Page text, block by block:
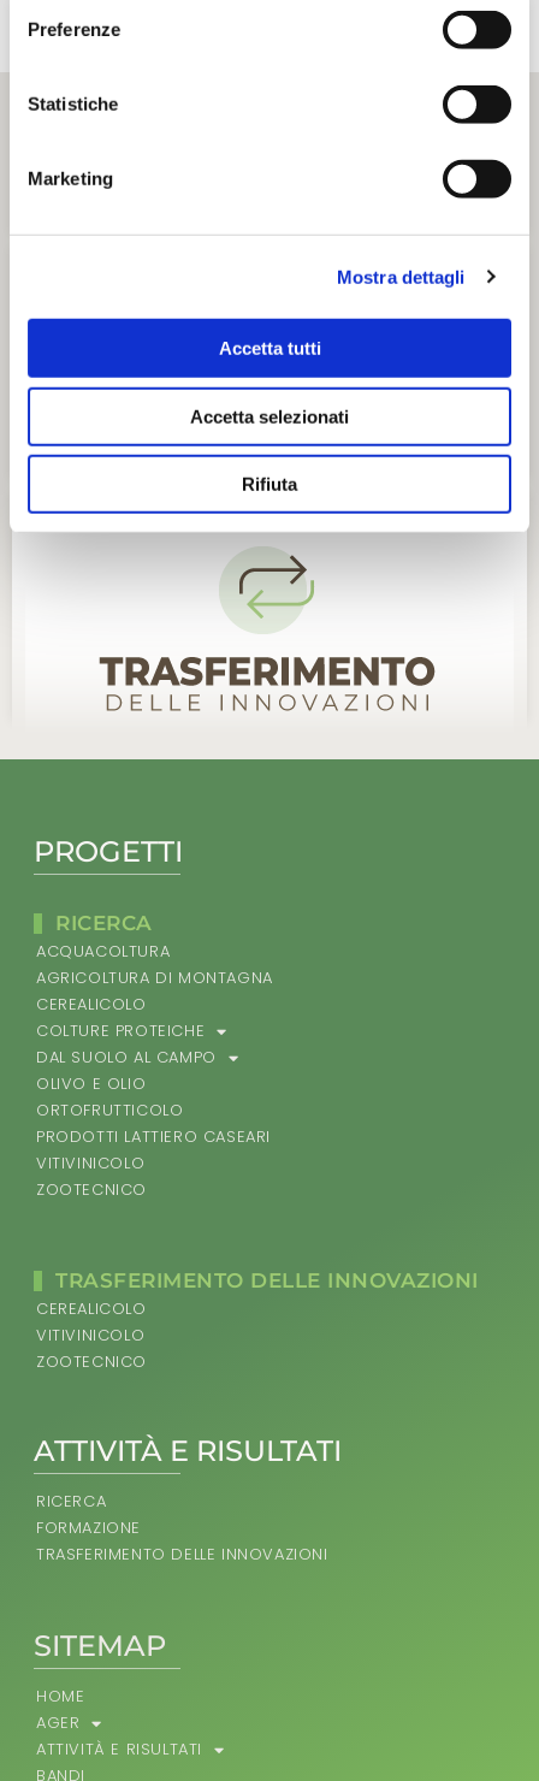
Preferenze
Statistiche
Marketing
Mostra dettagli
Accetta tutti
Accetta selezionati
Rifiuta
ATTIVITÀ E RISULTATI
RICERCA
FORMAZIONE
TRASFERIMENTO DELLE INNOVAZIONI
SITEMAP
HOME
AGER
ATTIVITÀ E RISULTATI
BANDI
PROGETTI
RICERCA
ACQUACOLTURA
AGRICOLTURA DI MONTAGNA
CEREALICOLO
COLTURE PROTEICHE
DAL SUOLO AL CAMPO
OLIVO E OLIO
ORTOFRUTTICOLO
PRODOTTI LATTIERO CASEARI
VITIVINICOLO
ZOOTECNICO
TRASFERIMENTO DELLE INNOVAZIONI
CEREALICOLO
VITIVINICOLO
ZOOTECNICO